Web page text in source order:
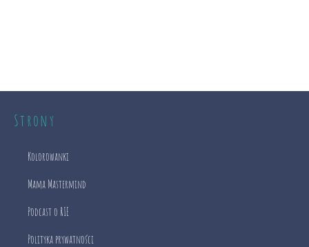
Strony
Kolorowanki
Mama Mastermind
Podcast o RIE
Polityka prywatności